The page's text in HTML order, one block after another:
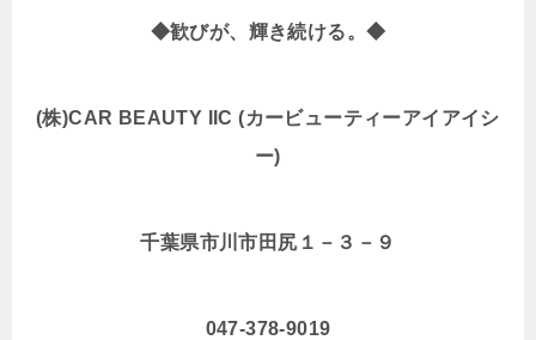
◆歓びが、輝き続ける。◆
(株)CAR BEAUTY IIC (カービューティーアイアイシ
ー)
千葉県市川市田尻１－３－９
047-378-9019